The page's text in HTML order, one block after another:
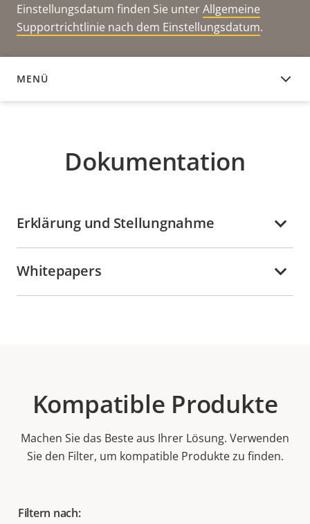
Einstellungsdatum finden Sie unterAllgemeine
Supportrichtlinie nach dem Einstellungsdatum.
MENÜ
DOKUMENTATION
Dokumentation
Erklärung und Stellungnahme
Whitepapers
Kompatible Produkte
Machen Sie das Beste aus Ihrer Lösung. Verwenden
Sie den Filter, um kompatible Produkte zu finden.
Filtern nach: